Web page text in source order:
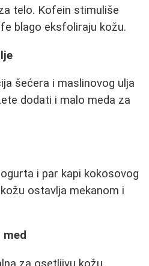
telo. Kofein stimuliše
blago eksfoliraju kožu.
šećera i maslinovog ulja
dodati i malo meda za
i par kapi kokosovog
ostavlja mekanom i